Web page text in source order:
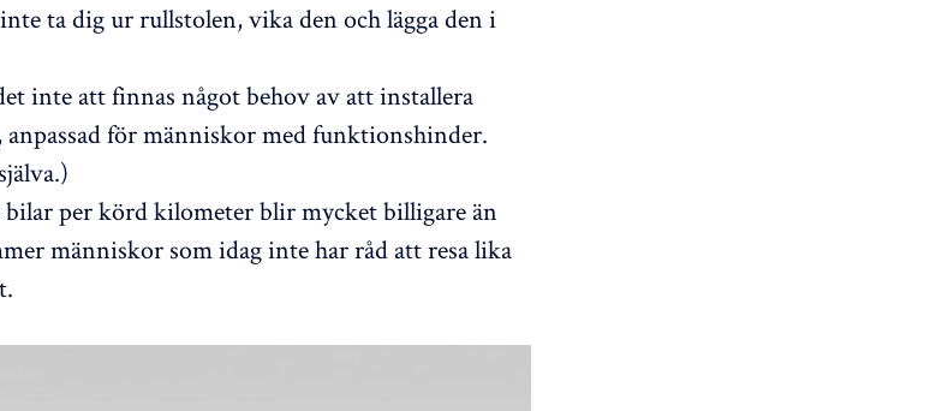
ta dig ur rullstolen, vika den och lägga den i
inte att finnas något behov av att installera
för människor med funktionshinder.
bilar per körd kilometer blir mycket billigare än
människor som idag inte har råd att resa lika